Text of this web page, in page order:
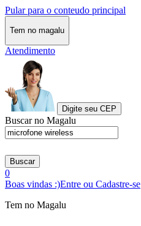
Pular para o conteudo principal
Tem no magalu
Atendimento
Digite seu CEP
Buscar no Magalu
Buscar
0
Boas vindas :)Entre ou Cadastre-se
Tem no Magalu